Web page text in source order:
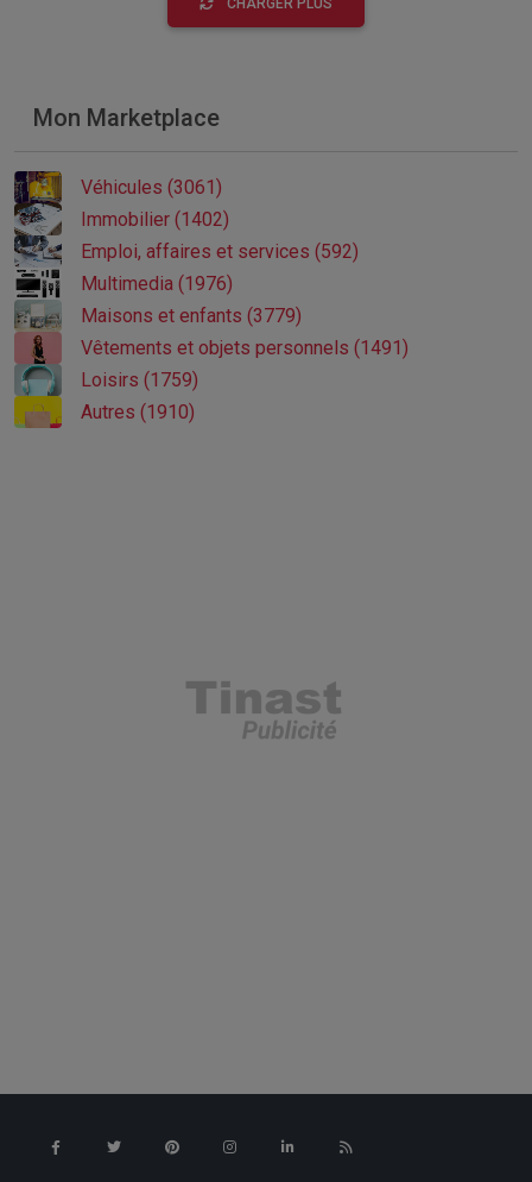
CHARGER PLUS
Mon Marketplace
Véhicules (3061)
Immobilier (1402)
Emploi, affaires et services (592)
Multimedia (1976)
Maisons et enfants (3779)
Vêtements et objets personnels (1491)
Loisirs (1759)
Autres (1910)